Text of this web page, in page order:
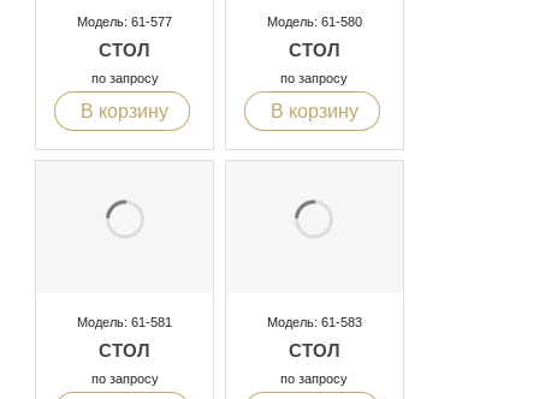
Модель: 61-577
СТОЛ
по запросу
В корзину
Модель: 61-580
СТОЛ
по запросу
В корзину
Модель: 61-581
СТОЛ
по запросу
Модель: 61-583
СТОЛ
по запросу